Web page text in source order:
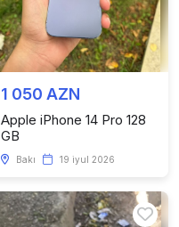
1 050 AZN
Apple iPhone 14 Pro 128
GB
Bakı 19 iyul 2026